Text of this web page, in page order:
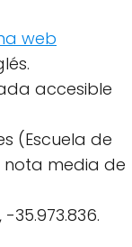
web
accesible
(Escuela de
nota media de
-35.973.836.